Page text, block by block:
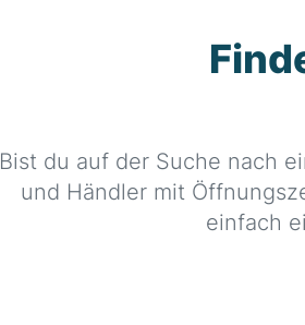
Bist du auf der Suche nach
und Händler mit
einfach